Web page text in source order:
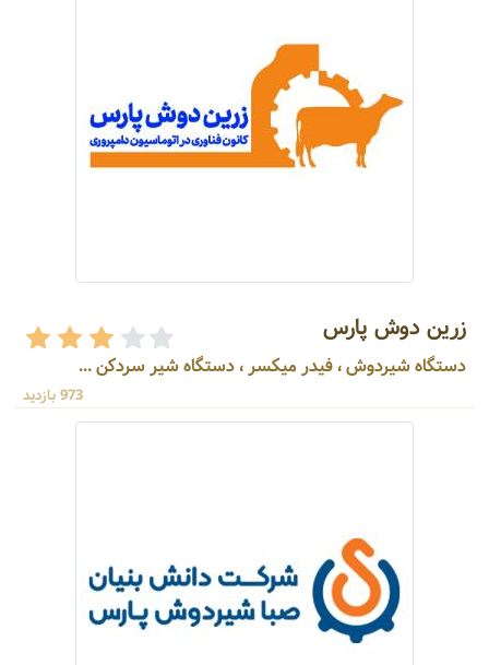
زرین دوش پارس
دستگاه شیردوش ، فیدر میکسر ، دستگاه شیر سردکن ...
973 بازدید